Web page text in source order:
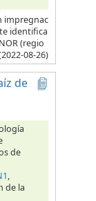
impregnac
identifica
(regio
08-26)
de
de
,
de la